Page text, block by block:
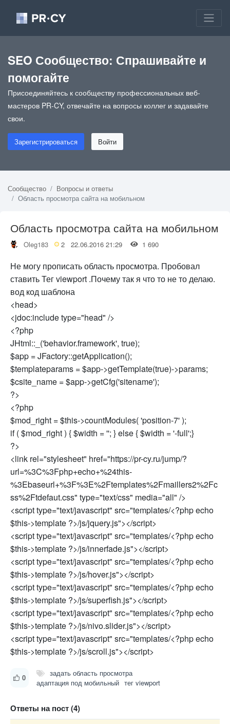
SEO Сообщество: Спрашивайте и
помогайте
Присоединяйтесь к сообществу профессиональных веб-
мастеров PR-CY, отвечайте на вопросы коллег и задавайте
свои.
Зарегистрироваться Войти
Сообщество
Вопросы и ответы
Область просмотра сайта на мобильном
Область просмотра сайта на мобильном
Oleg183 2 22.06.2016 21:29 1 690
Не могу прописать область просмотра. Пробовал
ставить Тег viewport .Почему так я что то не то делаю.
вод код шаблона
<head>
<jdoc:include type="head" />
<?php
JHtml::_('behavior.framework', true);
$app = JFactory::getApplication();
$templateparams = $app->getTemplate(true)->params;
$csite_name = $app->getCfg('sitename');
?>
<?php
$mod_right = $this->countModules( 'position-7' );
if ( $mod_right ) { $width = ''; } else { $width = '-full';}
?>
<link rel="stylesheet" href="https://pr-cy.ru/jump/?
url=%3C%3Fphp+echo+%24this-
%3Ebaseurl+%3F%3E%2Ftemplates%2Fmaillers2%2Fc
ss%2Ftdefaut.css" type="text/css" media="all" />
<script type="text/javascript" src="templates/<?php echo
$this->template ?>/js/jquery.js"></script>
<script type="text/javascript" src="templates/<?php echo
$this->template ?>/js/innerfade.js"></script>
<script type="text/javascript" src="templates/<?php echo
$this->template ?>/js/hover.js"></script>
<script type="text/javascript" src="templates/<?php echo
$this->template ?>/js/superfish.js"></script>
<script type="text/javascript" src="templates/<?php echo
$this->template ?>/js/nivo.slider.js"></script>
<script type="text/javascript" src="templates/<?php echo
$this->template ?>/js/scroll.js"></script>
0
задать область просмотра
адаптация под мобильный тег viewport
Ответы на пост (4)